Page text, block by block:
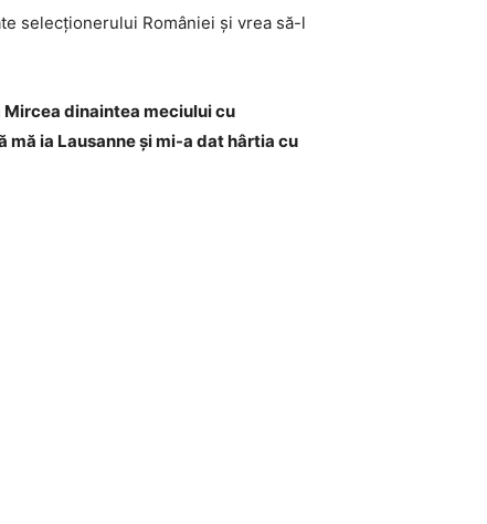
selecționerului României și vrea să-l
Mircea dinaintea meciului cu
mă ia Lausanne și mi-a dat hârtia cu